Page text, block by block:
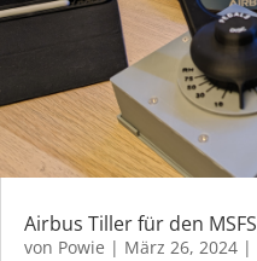
Airbus Tiller für den MSFS
von Powie | März 26, 2024 |